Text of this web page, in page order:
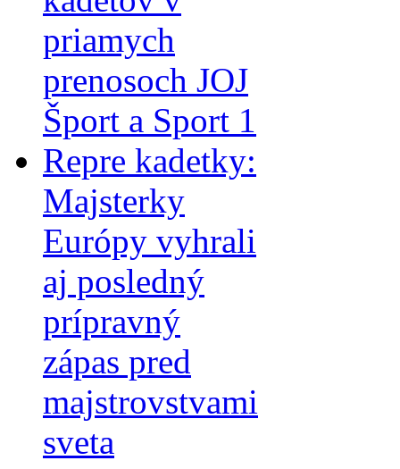
priamych
prenosoch JOJ
Šport a Sport 1
Repre kadetky:
Majsterky
Európy vyhrali
aj posledný
prípravný
zápas pred
majstrovstvami
sveta